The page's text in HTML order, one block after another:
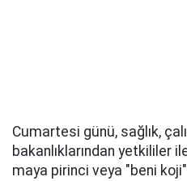
Cumartesi günü, sağlık,
bakanlıklarından yetkililer
maya pirinci veya "beni